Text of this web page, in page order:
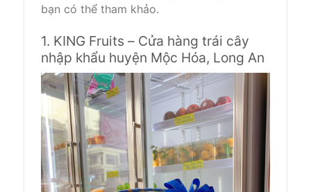
bạn có thể tham khảo.
1. KING Fruits – Cửa hàng trái cây
nhập khẩu huyện Mộc Hóa, Long An